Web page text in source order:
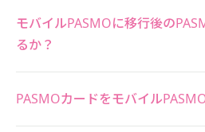
モバイルPASMOに移行後の
るか？
PASMOカードをモバイル